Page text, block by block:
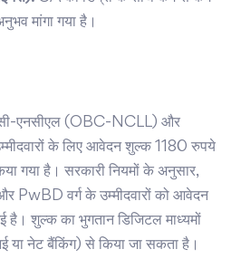
मांगा गया है।
एनसीएल (OBC-NCLL) और
के लिए आवेदन शुल्क 1180 रुपये
गया है। सरकारी नियमों के अनुसार,
PwBD वर्ग के उम्मीदवारों को आवेदन
है। शुल्क का भुगतान डिजिटल माध्यमों
या नेट बैंकिंग) से किया जा सकता है।